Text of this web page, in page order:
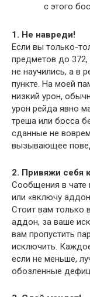
с этого
1. Не навреди!
Если вы только-
предметов до 372,
не научились, а в
пункте. На моей
низкий урон,
урон рейда явно
треша или босса
сданные не
вызывающее
2. Привяжи себя
Сообщения в чате
или «включу
Стоит вам только
аддон, за ваше
вам пропустить
исключить.
если не меньше,
обозленные